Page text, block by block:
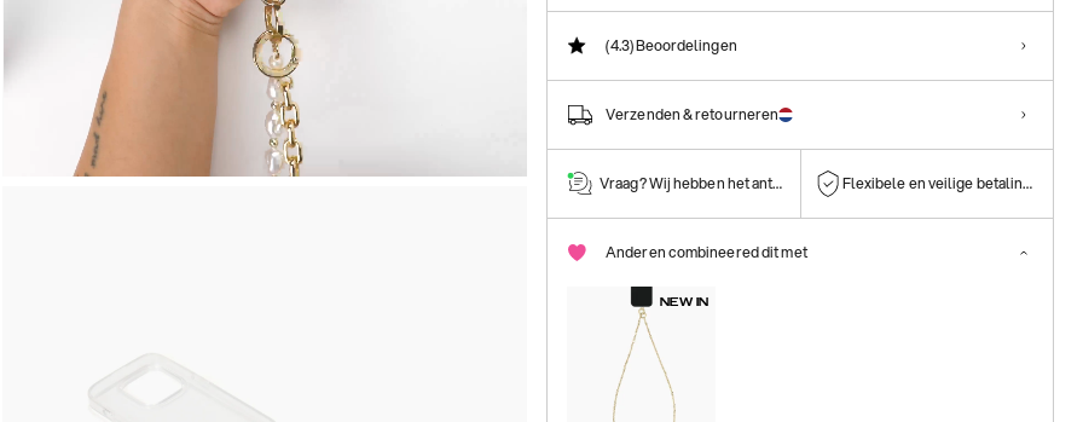
(4.3)Beoordelingen
Verzenden & retourneren
Vraag? Wij hebben het antwoord! Flexibele en veilige betalingen
Anderen combineered dit met
NEW IN